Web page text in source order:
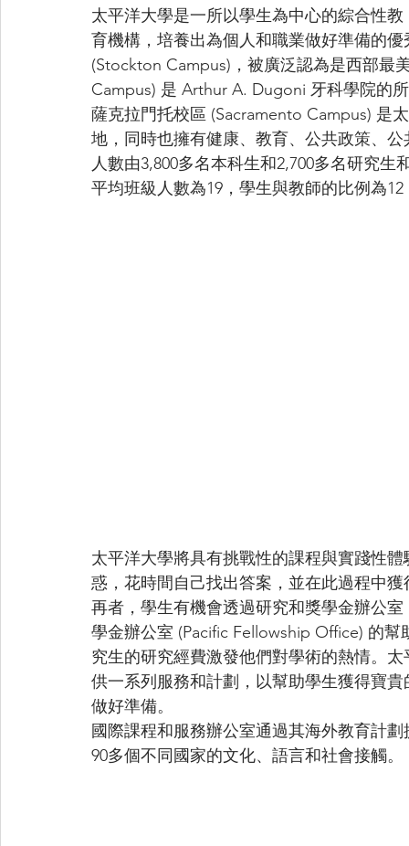
太平洋大學是一所以學生為中心的綜合性教
育機構，培養出為個人和職業做好準備的
(Stockton Campus)，被廣泛認為是西部最
Campus) 是 Arthur A. Dugoni 牙科學院的
薩克拉門托校區 (Sacramento Campus) 是
地，同時也擁有健康、教育、公共政策、
人數由3,800多名本科生和2,700多名研究
平均班級人數為19，學生與教師的比例為12
太平洋大學將具有挑戰性的課程與實踐性
惑，花時間自己找出答案，並在此過程中獲
再者，學生有機會透過研究和獎學金辦公
學金辦公室 (Pacific Fellowship Office) 的
究生的研究經費激發他們對學術的熱情。
供一系列服務和計劃，以幫助學生獲得寶
做好準備。
國際課程和服務辦公室通過其海外教育計
90多個不同國家的文化、語言和社會接觸。